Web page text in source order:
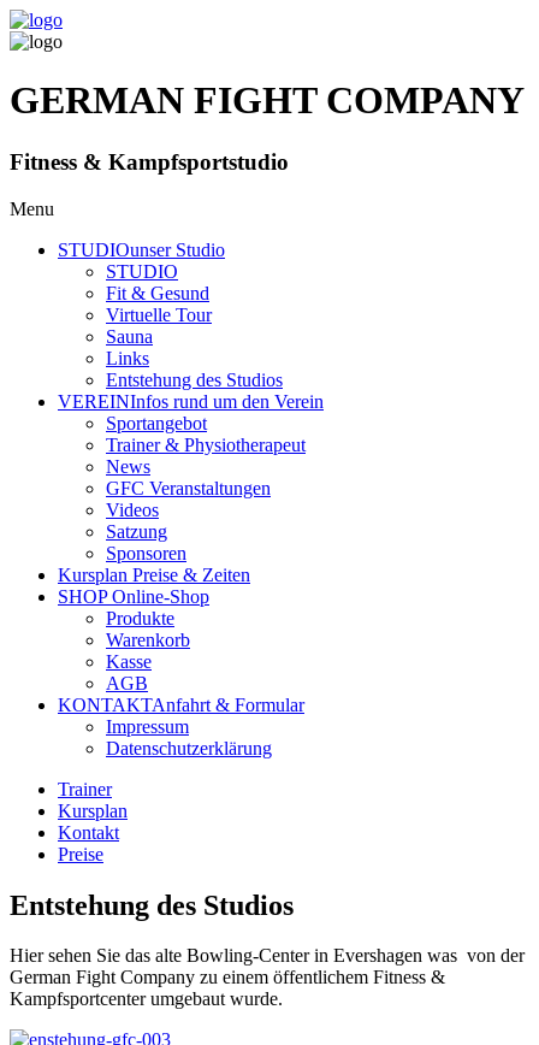
GERMAN FIGHT COMPANY
Fitness & Kampfsportstudio
Menu
STUDIOunser Studio
STUDIO
Fit & Gesund
Virtuelle Tour
Sauna
Links
Entstehung des Studios
VEREINInfos rund um den Verein
Sportangebot
Trainer& Physiotherapeut
News
GFC Veranstaltungen
Videos
Satzung
Sponsoren
Kursplan Preise & Zeiten
SHOPOnline-Shop
Produkte
Warenkorb
Kasse
AGB
KONTAKTAnfahrt & Formular
Impressum
Datenschutzerklärung
Trainer
Kursplan
Kontakt
Preise
Entstehung des Studios
Hier sehen Sie das alte Bowling-Center in Evershagen was von der
German Fight Company zu einem öffentlichem Fitness &
Kampfsportcenter umgebaut wurde.